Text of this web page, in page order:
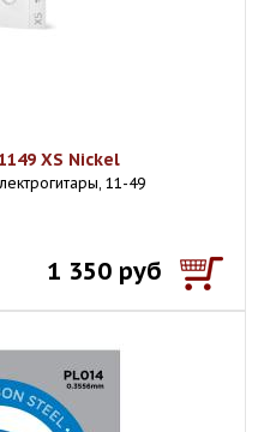
XS Nickel
11-49
1 350 руб